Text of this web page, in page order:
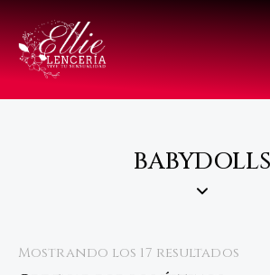
BABYDOLLS
Mostrando los 17 resultados